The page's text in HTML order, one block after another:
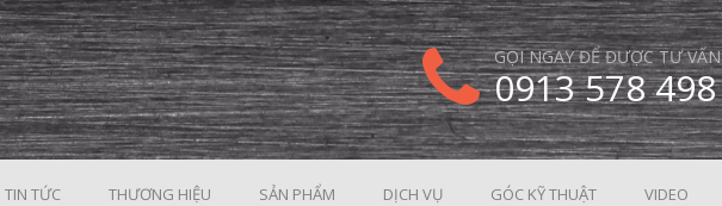
GỌI NGAY ĐỂ ĐƯỢC TƯ VẤN
0913 578 498
TIN TỨC THƯƠNG HIỆU SẢN PHẨM DỊCH VỤ GÓC KỸ THUẬT VIDEO